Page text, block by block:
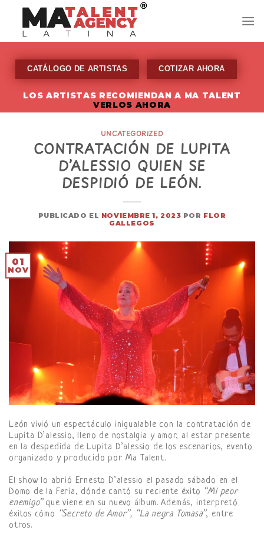
content
CATÁLOGO DE ARTISTAS COTIZAR AHORA
LOS ARTISTAS RECOMIENDAN A MA TALENT
VERLOS AHORA
UNCATEGORIZED
CONTRATACIÓN DE LUPITA
D’ALESSIO QUIEN SE
DESPIDIÓ DE LEÓN.
PUBLICADO EL NOVIEMBRE 1, 2023 POR FLOR
GALLEGOS
01
NOV
León vivió un espectáculo inigualable con la contratación de
Lupita D’alessio, lleno de nostalgia y amor, al estar presente
en la despedida de Lupita D’alessio de los escenarios, evento
organizado y producido por Ma Talent.
El show lo abrió Ernesto D’alessio el pasado sábado en el
Domo de la Feria, dónde cantó su reciente éxito “Mi peor
enemigo”que viene en su nuevo álbum. Además, interpretó
éxitos cómo “Secreto de Amor”, “La negra Tomasa”, entre
otros.